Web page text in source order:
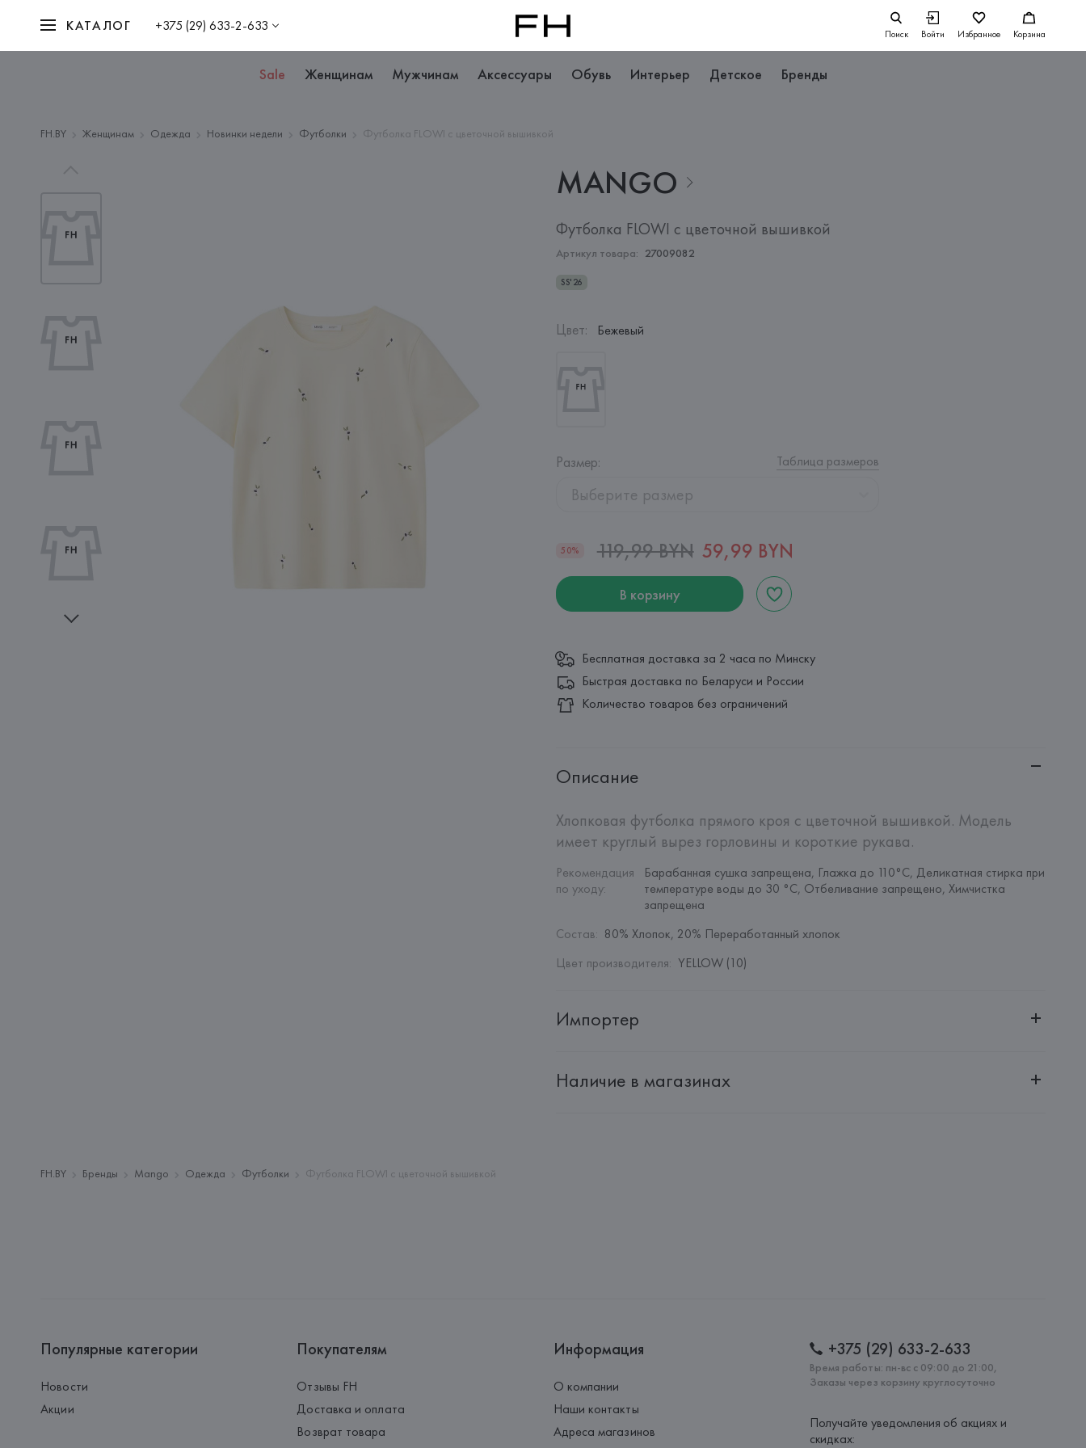
КАТАЛОГ +375 (29) 633-2-633 Поиск Войти Избранное Корзина
Sale Женщинам Мужчинам Аксессуары Обувь Интерьер Детское Бренды
FH.BY Женщинам Одежда Новинки недели Футболки Футболка FLOWI с цветочной вышивкой
MANGO
Футболка FLOWI с цветочной вышивкой
Артикул товара: 27009082
SS'26
Цвет: Бежевый
Размер: Таблица размеров
Выберите размер
50% 119,99 BYN 59,99 BYN
В корзину
Бесплатная доставка за 2 часа по Минску
Быстрая доставка по Беларуси и России
Количество товаров без ограничений
Описание
Хлопковая футболка прямого кроя с цветочной вышивкой. Модель
имеет круглый вырез горловины и короткие рукава.
Рекомендация
по уходу:
Барабанная сушка запрещена, Глажка до 110°C, Деликатная стирка при
температуре воды до 30 °C, Отбеливание запрещено, Химчистка
запрещена
Состав: 80% Хлопок, 20% Переработанный хлопок
Цвет производителя: YELLOW (10)
Импортер
Адрес: Республика Беларусь, 220030, г. Минск, ул. Немига, 5, пом. 39, ком. 1
Наличие в магазинах
FH.BY Бренды Mango Одежда Футболки Футболка FLOWI с цветочной вышивкой
Популярные категории
Новости
Акции
Покупателям
Отзывы FH
Доставка и оплата
Возврат товара
Информация
О компании
Наши контакты
Адреса магазинов
+375 (29) 633-2-633
Время работы: пн-вс с 09:00 до 21:00,
Заказы через корзину круглосуточно
Получайте уведомления об акциях и
скидках: